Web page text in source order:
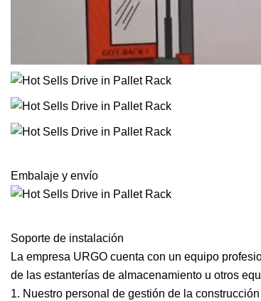
Embalaje y envío
Soporte de instalación
La empresa URGO cuenta con un equipo
de las estanterías de almacenamiento u otros
1. Nuestro personal de gestión de la